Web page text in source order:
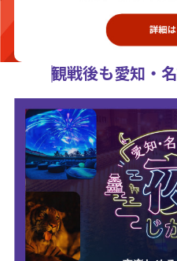
観戦後も愛知・